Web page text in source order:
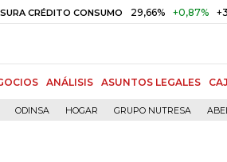
CONSUMO 29,66% +0,87% +3,02%
ANÁLISIS ASUNTOS LEGALES
ODINSA HOGAR GRUPO NUTRESA